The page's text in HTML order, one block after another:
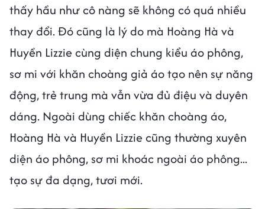
thấy hầu như cô nàng sẽ không có quá nhiều
thay đổi. Đó cũng là lý do mà Hoàng Hà và
Huyền Lizzie cùng diện chung kiểu áo phông,
sơ mi với khăn choàng giả áo tạo nên sự năng
động, trẻ trung mà vẫn vừa đủ điệu và duyên
dáng. Ngoài dùng chiếc khăn choàng áo,
Hoàng Hà và Huyền Lizzie cũng thường xuyên
diện áo phông, sơ mi khoác ngoài áo phông...
tạo sự đa dạng, tươi mới.